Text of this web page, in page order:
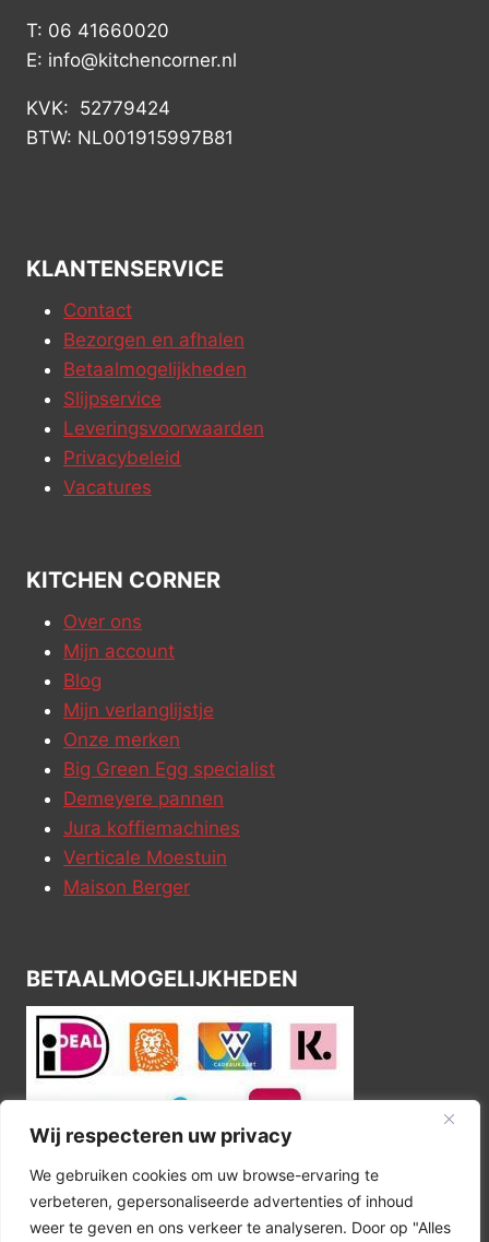
Wij respecteren uw privacy
We gebruiken cookies om uw browse-ervaring te
verbeteren, gepersonaliseerde advertenties of inhoud
weer te geven en ons verkeer te analyseren. Door op "Alles
T: 06 41660020
E: info@kitchencorner.nl
KVK: 52779424
BTW: NL001915997B81
KLANTENSERVICE
Contact
Bezorgen en afhalen
Betaalmogelijkheden
Slijpservice
Leveringsvoorwaarden
Privacybeleid
Vacatures
KITCHEN CORNER
Over ons
Mijn account
Blog
Mijn verlanglijstje
Onze merken
Big Green Egg specialist
Demeyere pannen
Jura koffiemachines
Verticale Moestuin
Maison Berger
BETAALMOGELIJKHEDEN